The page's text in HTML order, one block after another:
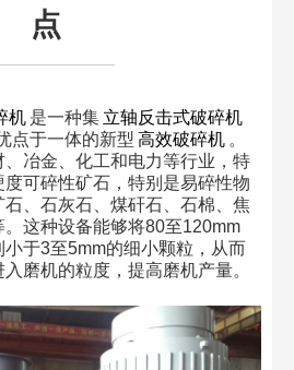
点
机 是一种集 立轴反击式破碎机
点于一体的新型 高效破碎机 。
冶金、化工和电力等行业，特
可碎性矿石，特别是易碎性物
、石灰石、煤矸石、石棉、焦
这种设备能够将80至120mm
于3至5mm的细小颗粒，从而
磨机的粒度，提高磨机产量。